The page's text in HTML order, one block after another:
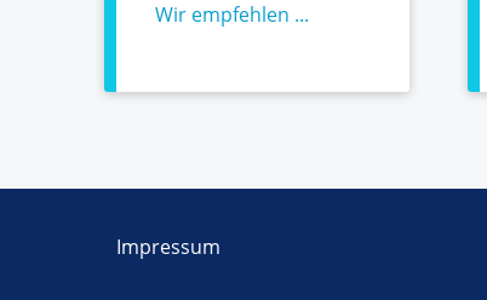
Wir empfehlen ...
Impressum